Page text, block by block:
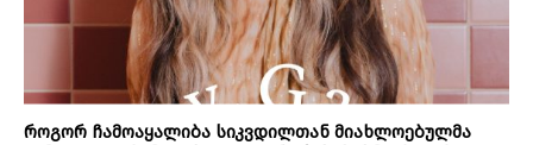
როგორ ჩამოაყალიბა სიკვდილთან მიახლოებულმა